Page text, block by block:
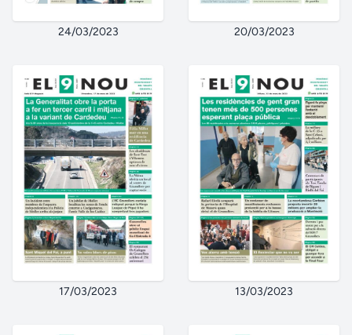
24/03/2023 20/03/2023
17/03/2023 13/03/2023